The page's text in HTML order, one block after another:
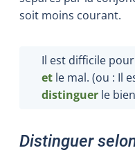
soit moins courant.
Il est difficile
et le mal. (ou : Il
distinguer le bien
Distinguer